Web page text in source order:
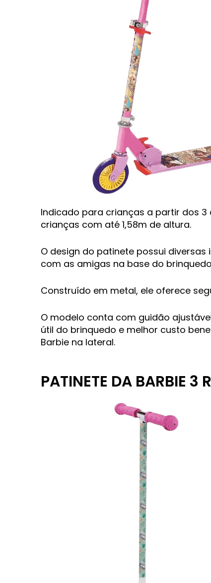
Indicado para crianças a partir dos
crianças com até 1,58m de altura.
O design do patinete possui
com as amigas na base do
Construído em metal, ele oferece
O modelo conta com guidão
útil do brinquedo e melhor custo
Barbie na lateral.
PATINETE DA BARBIE 3